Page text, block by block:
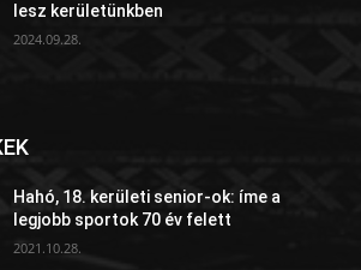
lesz kerületünkben
2024.09.28.
Hahó, 18. kerületi senior-ok: íme a
legjobb sportok 70 év felett
2021.10.28.